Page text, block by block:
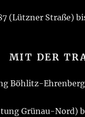
(Lützner Straße)
MIT DER
Böhlitz-
Grünau-Nord)